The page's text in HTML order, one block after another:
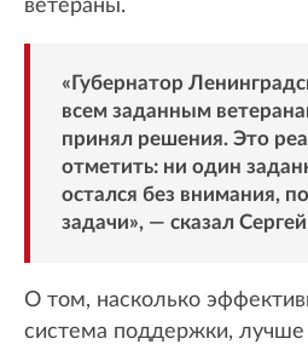
ветераны.
«Губернатор
всем заданным
принял решения. Это
отметить: ни один
остался без внимания,
задачи», — сказал
О том, насколько
система поддержки, лучше